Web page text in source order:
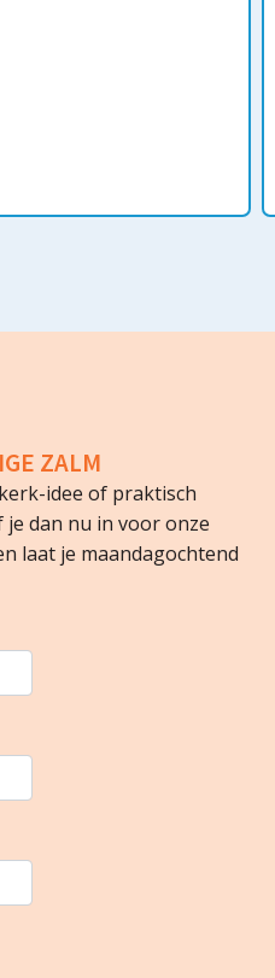
ZALM
idee of praktisch
je dan nu in voor onze
laat je maandagochtend